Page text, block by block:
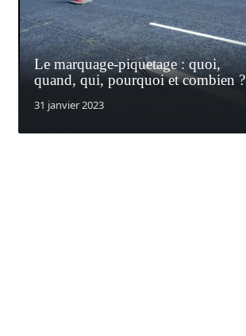
Le marquage-piquetage : quoi,
quand, qui, pourquoi et combien ?
31 janvier 2023